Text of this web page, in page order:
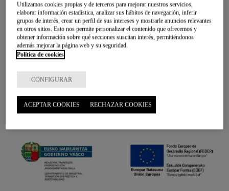
Utilizamos cookies propias y de terceros para mejorar nuestros servicios,
elaborar información estadística, analizar sus hábitos de navegación, inferir
grupos de interés, crear un perfil de sus intereses y mostrarle anuncios relevantes
en otros sitios. Esto nos permite personalizar el contenido que ofrecemos y
obtener información sobre qué secciones suscitan interés, permitiéndonos
además mejorar la página web y su seguridad.
Política de cookies
CONFIGURAR
RECHAZAR COOKIES
ACEPTAR COOKIES